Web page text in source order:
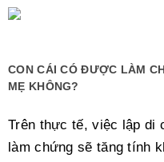
CON CÁI CÓ ĐƯỢC LÀM
MẸ KHÔNG?
Trên thực tế, việc lập di
làm chứng sẽ tăng tính